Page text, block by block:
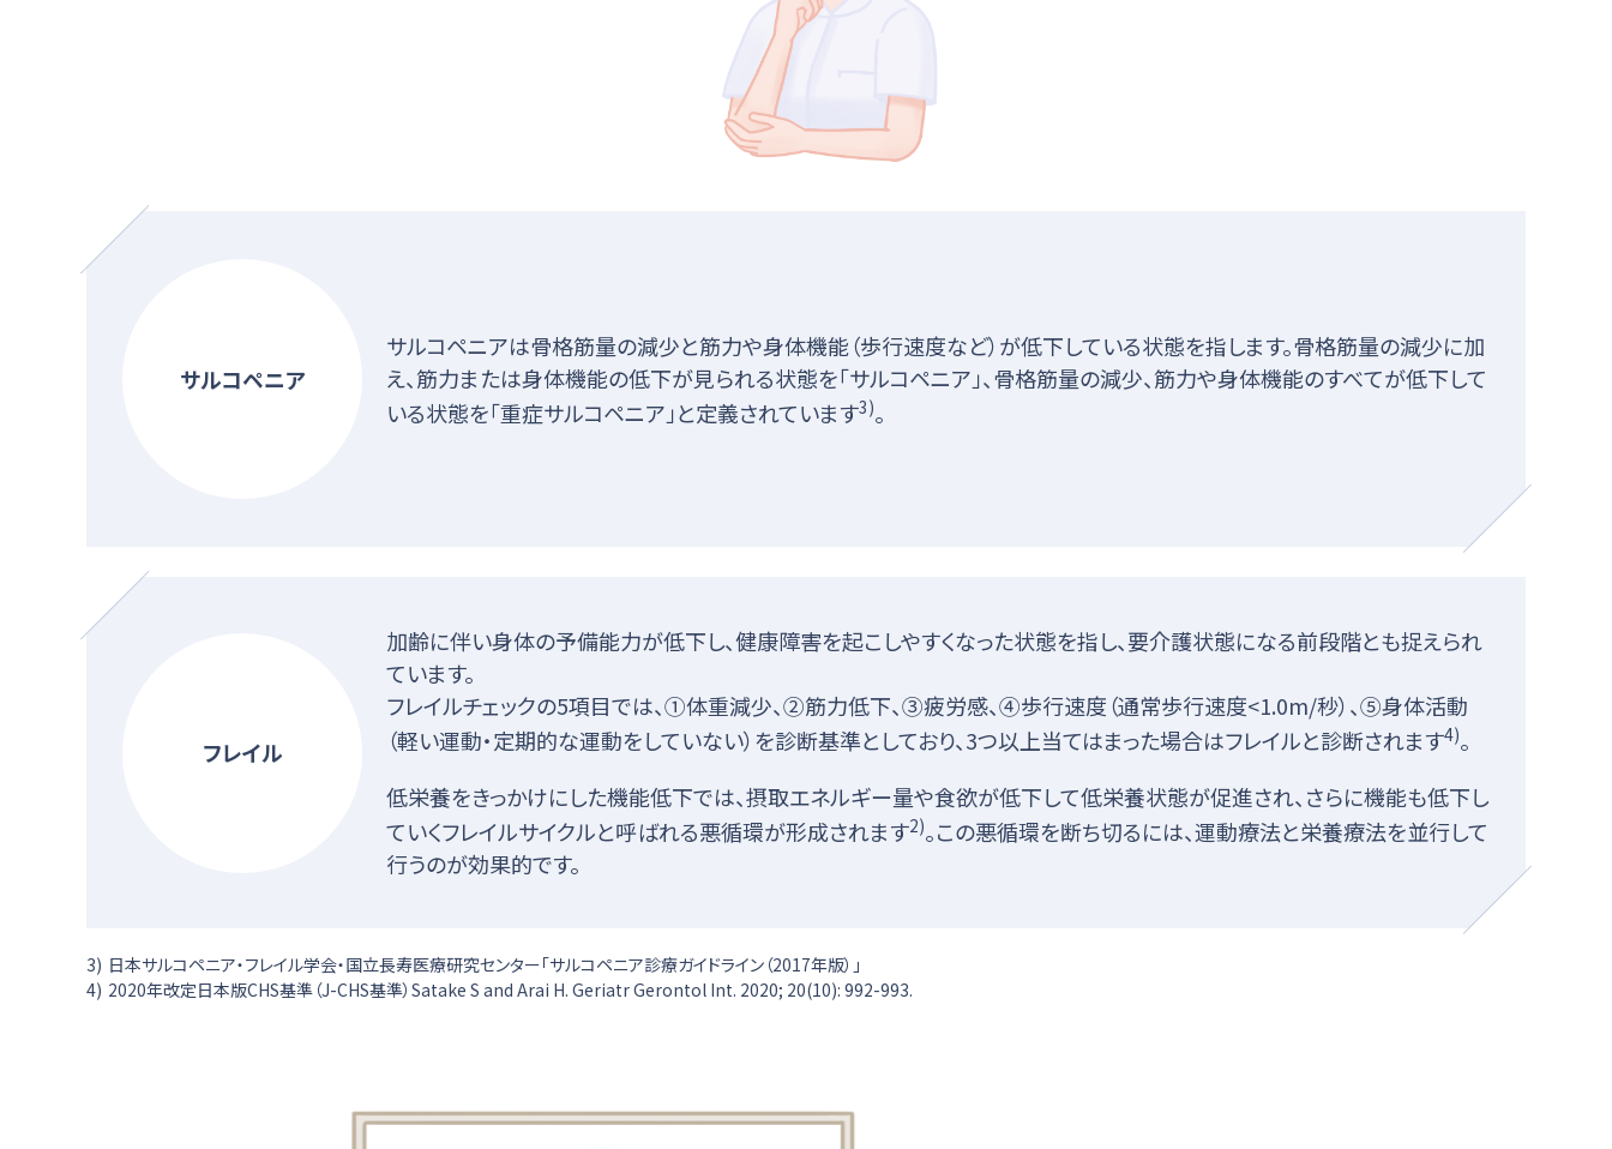
サルコペニア
サルコペニアは骨格筋量の減少と筋力や身体機能（歩行速度など）が低下している状態を指します。骨格筋量の減少に加
え、筋力または身体機能の低下が見られる状態を「サルコペニア」、骨格筋量の減少、筋力や身体機能のすべてが低下して
いる状態を「重症サルコペニア」と定義されています3)。
フレイル
加齢に伴い身体の予備能力が低下し、健康障害を起こしやすくなった状態を指し、要介護状態になる前段階とも捉えられ
ています。
フレイルチェックの5項目では、①体重減少、②筋力低下、③疲労感、④歩行速度（通常歩行速度<1.0m/秒）、⑤身体活動
（軽い運動・定期的な運動をしていない）を診断基準としており、3つ以上当てはまった場合はフレイルと診断されます4)。
低栄養をきっかけにした機能低下では、摂取エネルギー量や食欲が低下して低栄養状態が促進され、さらに機能も低下し
ていくフレイルサイクルと呼ばれる悪循環が形成されます2)。この悪循環を断ち切るには、運動療法と栄養療法を並行して
行うのが効果的です。
3) 日本サルコペニア・フレイル学会・国立長寿医療研究センター「サルコペニア診療ガイドライン（2017年版）」
4) 2020年改定日本版CHS基準（J-CHS基準）Satake S and Arai H. Geriatr Gerontol Int. 2020; 20(10): 992-993.